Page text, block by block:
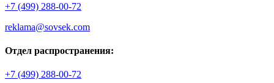
+7 (499) 288-00-72
reklama@sovsek.com
Отдел распространения:
+7 (499) 288-00-72